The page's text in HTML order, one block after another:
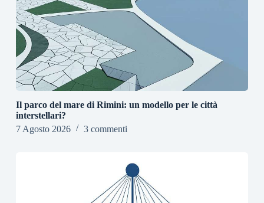
Il parco del mare di Rimini: un modello per le città
interstellari?
7 Agosto 2026
3 commenti